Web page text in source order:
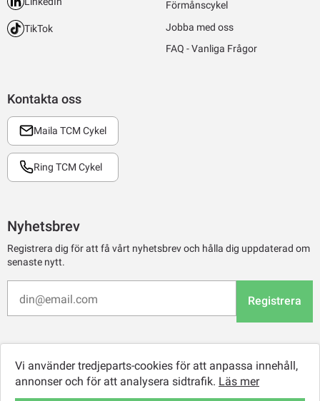
Kontakta oss
Maila TCM Cykel
Ring TCM Cykel
TikTok
Förmånscykel
Jobba med oss
FAQ - Vanliga Frågor
Nyhetsbrev
Registrera dig för att få vårt nyhetsbrev och hålla dig uppdaterad om
senaste nytt.
Registrera
Vi använder tredjeparts-cookies för att anpassa innehåll,
annonser och för att analysera sidtrafik. Läs mer